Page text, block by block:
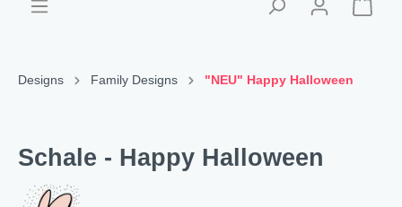
Designs Family Designs "NEU" Happy Halloween
Schale - Happy Halloween